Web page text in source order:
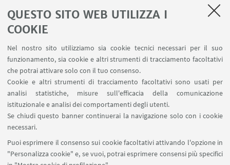
QUESTO SITO WEB UTILIZZA I
COOKIE
Nel nostro sito utilizziamo sia cookie tecnici necessari per il suo
funzionamento, sia cookie e altri strumenti di tracciamento facoltativi
che potrai attivare solo con il tuo consenso.
Cookie e altri strumenti di tracciamento facoltativi sono usati per
analisi statistiche, misure sull'efficacia della comunicazione
istituzionale e analisi dei comportamenti degli utenti.
Se chiudi questo banner continuerai la navigazione solo con i cookie
necessari.
Puoi esprimere il consenso sui cookie facoltativi attivando l'opzione in
"Personalizza cookie" e, se vuoi, potrai esprimere consensi più specifici
ISCRIVITI AL CORSO
➡️ Iscriviti presso le nostre segreterie
IN EVIDENZA
🌀Torna alla pagina dei corsi
🪪 Fai la tessera CUSB